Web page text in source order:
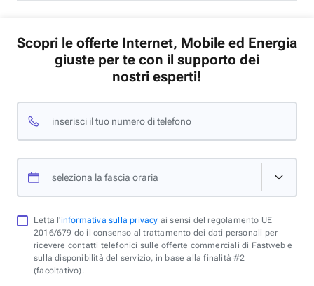
Scopri le offerte Internet, Mobile ed Energia
giuste per te con il supporto dei
nostri esperti!
inserisci il tuo numero di telefono
seleziona la fascia oraria
Letta l'informativa sulla privacy ai sensi del regolamento UE
2016/679 do il consenso al trattamento dei dati personali per
ricevere contatti telefonici sulle offerte commerciali di Fastweb e
sulla disponibilità del servizio, in base alla finalità #2
(facoltativo).